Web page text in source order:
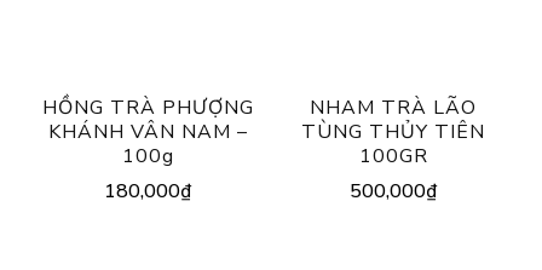
HỒNG TRÀ PHƯỢNG
KHÁNH VÂN NAM –
100g
180,000₫
NHAM TRÀ LÃO
TÙNG THỦY TIÊN
100GR
500,000₫